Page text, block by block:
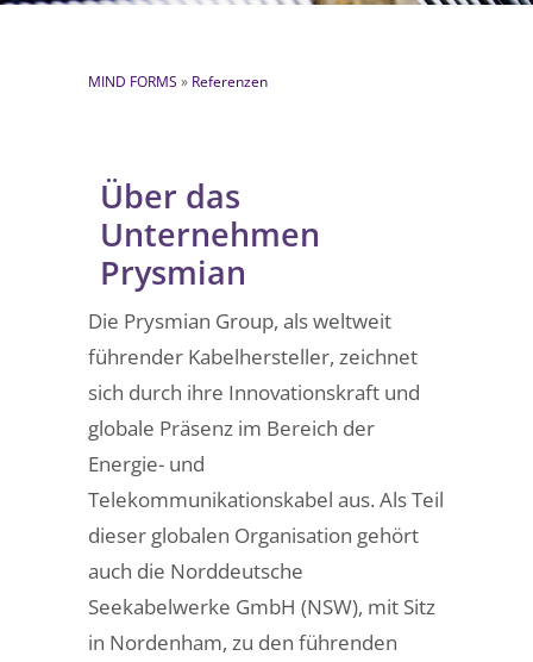
MIND FORMS » Referenzen
Über das
Unternehmen
Prysmian
Die Prysmian Group, als weltweit
führender Kabelhersteller, zeichnet
sich durch ihre Innovationskraft und
globale Präsenz im Bereich der
Energie- und
Telekommunikationskabel aus. Als Teil
dieser globalen Organisation gehört
auch die Norddeutsche
Seekabelwerke GmbH (NSW), mit Sitz
in Nordenham, zu den führenden